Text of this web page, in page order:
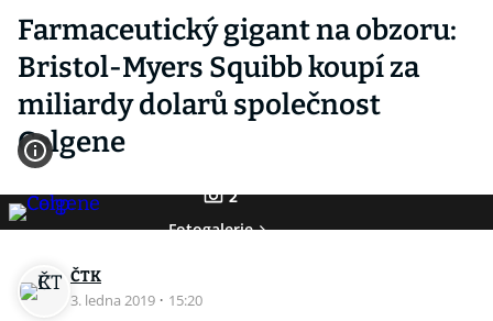
Farmaceutický gigant na obzoru:
Bristol-Myers Squibb koupí za
miliardy dolarů společnost
Celgene
2
Fotogalerie
ČTK
3. ledna 2019 · 15:20